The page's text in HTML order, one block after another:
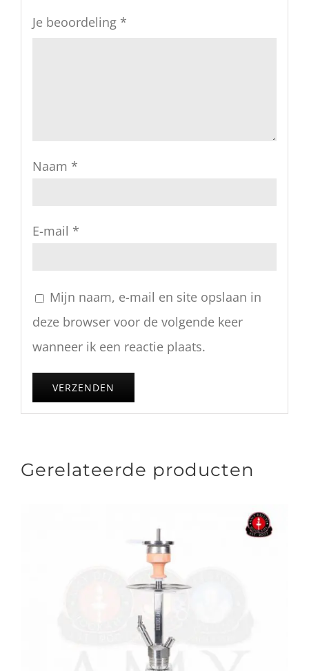
Je beoordeling *
Naam *
E-mail *
Mijn naam, e-mail en site opslaan in
deze browser voor de volgende keer
wanneer ik een reactie plaats.
Gerelateerde producten